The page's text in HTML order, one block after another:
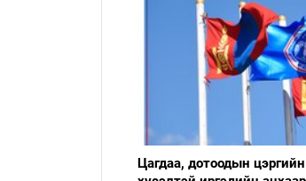
Цагдаа, дотоодын